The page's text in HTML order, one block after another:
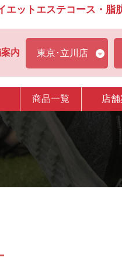
ットエステコース・
内 東京･立川店
商品一覧 店